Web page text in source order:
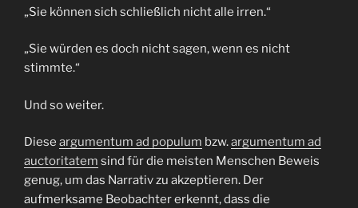
„Sie können sich schließlich nicht alle irren.“
„Sie würden es doch nicht sagen, wenn es nicht
stimmte.“
Und so weiter.
Diese argumentum ad populum bzw.argumentum ad
auctoritatem sind für die meisten Menschen Beweis
genug, um das Narrativ zu akzeptieren. Der
aufmerksame Beobachter erkennt, dass die